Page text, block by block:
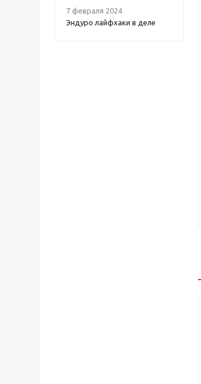
7 февраля 2024
Эндуро лайфхаки в деле